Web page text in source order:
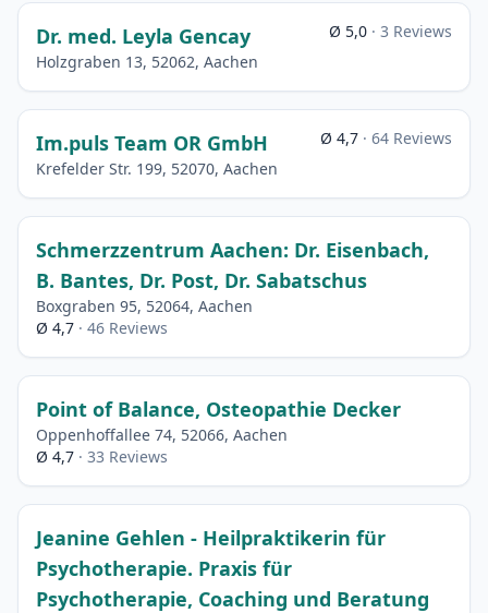
Dr. med. Leyla Gencay
Holzgraben 13, 52062, Aachen
Ø 5,0 · 3 Reviews
Im.puls Team OR GmbH
Krefelder Str. 199, 52070, Aachen
Ø 4,7 · 64 Reviews
Schmerzzentrum Aachen: Dr. Eisenbach,
B. Bantes, Dr. Post, Dr. Sabatschus
Boxgraben 95, 52064, Aachen
Ø 4,7 · 46 Reviews
Point of Balance, Osteopathie Decker
Oppenhoffallee 74, 52066, Aachen
Ø 4,7 · 33 Reviews
Jeanine Gehlen - Heilpraktikerin für
Psychotherapie. Praxis für
Psychotherapie, Coaching und Beratung